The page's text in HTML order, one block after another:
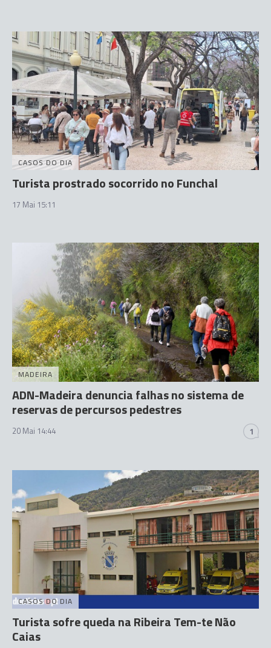
CASOS DO DIA
Turista prostrado socorrido no Funchal
17 Mai 15:11
MADEIRA
ADN-Madeira denuncia falhas no sistema de
reservas de percursos pedestres
20 Mai 14:44 1
CASOS DO DIA
Turista sofre queda na Ribeira Tem-te Não
Caias